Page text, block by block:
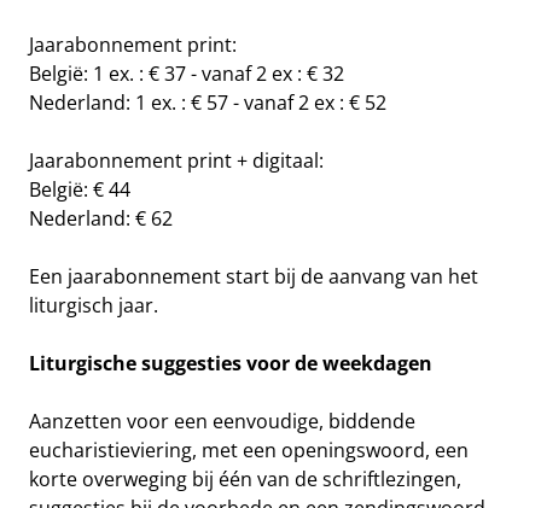
Jaarabonnement print:
België: 1 ex. : € 37 - vanaf 2 ex : € 32
Nederland: 1 ex. : € 57 - vanaf 2 ex : € 52
Jaarabonnement print + digitaal:
België: € 44
Nederland: € 62
Een jaarabonnement start bij de aanvang van het
liturgisch jaar.
Liturgische suggesties voor de weekdagen
Aanzetten voor een eenvoudige, biddende
eucharistieviering, met een openingswoord, een
korte overweging bij één van de schriftlezingen,